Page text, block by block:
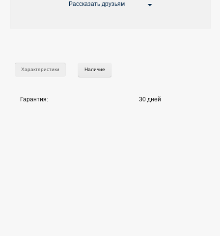
Рассказать друзьям
Характеристики Наличие
Гарантия: 30 дней